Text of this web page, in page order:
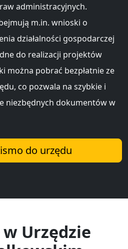
administracyjnych.
m.in. wnioski o
działalności gospodarczej
do realizacji projektów
można pobrać bezpłatnie ze
co pozwala na szybkie i
niezbędnych dokumentów w
do urzędu
Urzędzie